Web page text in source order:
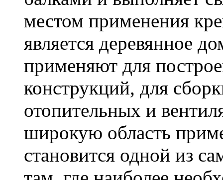
местом применения
является деревянное
применяют для
конструкций, для
отопительных и
широкую область
становится одной из